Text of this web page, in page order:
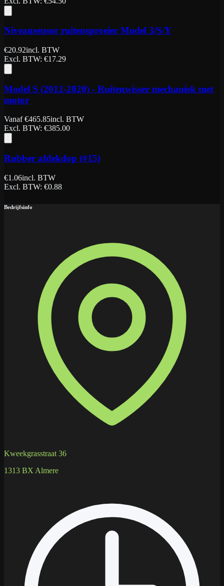
Niveausensor ruitensproeier Model 3/S/Y
€20.92incl. BTW
Excl. BTW: €17.29
Model S (2012-2020) - Ruitenwisser mechaniek met
motor
Vanaf€465.85incl. BTW
Excl. BTW: €385.00
Rubber afdekdop (#15)
€1.06incl. BTW
Excl. BTW: €0.88
Bedrijfsinfo
Kweekgrasstraat 36
1313 BX Almere